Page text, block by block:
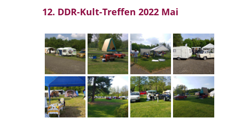
12. DDR-Kult-Treffen 2022 Mai